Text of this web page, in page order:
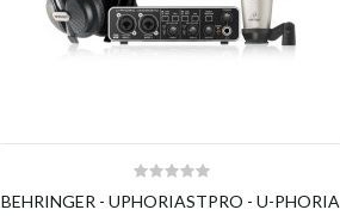
BEHRINGER - UPHORIASTPRO - U-PHORIA